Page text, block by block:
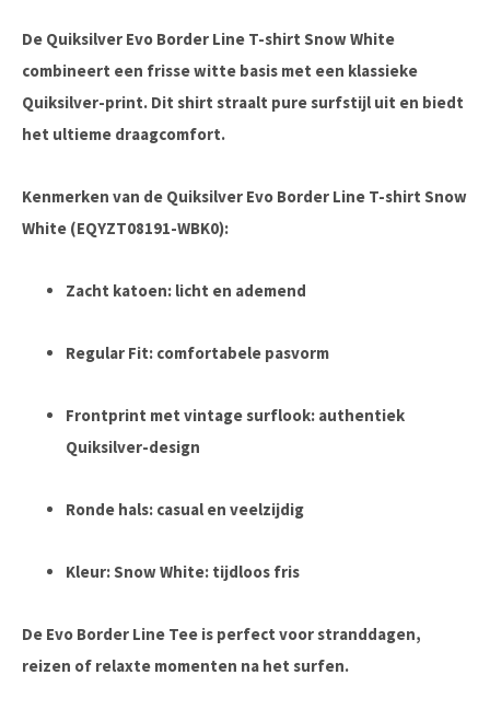
De Quiksilver Evo Border Line T-shirt Snow White
combineert een frisse witte basis met een klassieke
Quiksilver-print. Dit shirt straalt pure surfstijl uit en biedt
het ultieme draagcomfort.
Kenmerken van de Quiksilver Evo Border Line T-shirt Snow
White (EQYZT08191-WBK0):
Zacht katoen: licht en ademend
Regular Fit: comfortabele pasvorm
Frontprint met vintage surflook: authentiek
Quiksilver-design
Ronde hals: casual en veelzijdig
Kleur: Snow White: tijdloos fris
De Evo Border Line Tee is perfect voor stranddagen,
reizen of relaxte momenten na het surfen.